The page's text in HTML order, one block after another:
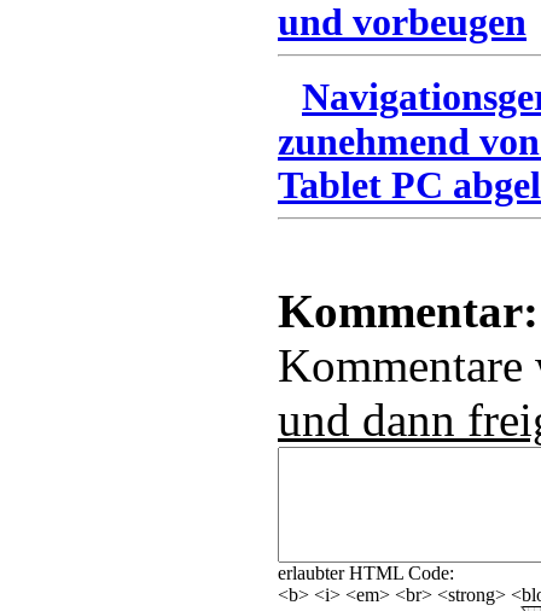
und vorbeugen
zunehmend
Tablet PC
Kommentar:
und dann
erlaubter HTML Code:
<b> <i> <em> <br> <strong>